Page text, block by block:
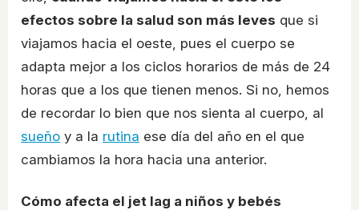
efectos sobre la salud son más leves que si
viajamos hacia el oeste, pues el cuerpo se
adapta mejor a los ciclos horarios de más de 24
horas que a los que tienen menos. Si no, hemos
de recordar lo bien que nos sienta al cuerpo, al
sueño y a la rutina ese día del año en el que
cambiamos la hora hacia una anterior.
Cómo afecta el jet lag a niños y bebés